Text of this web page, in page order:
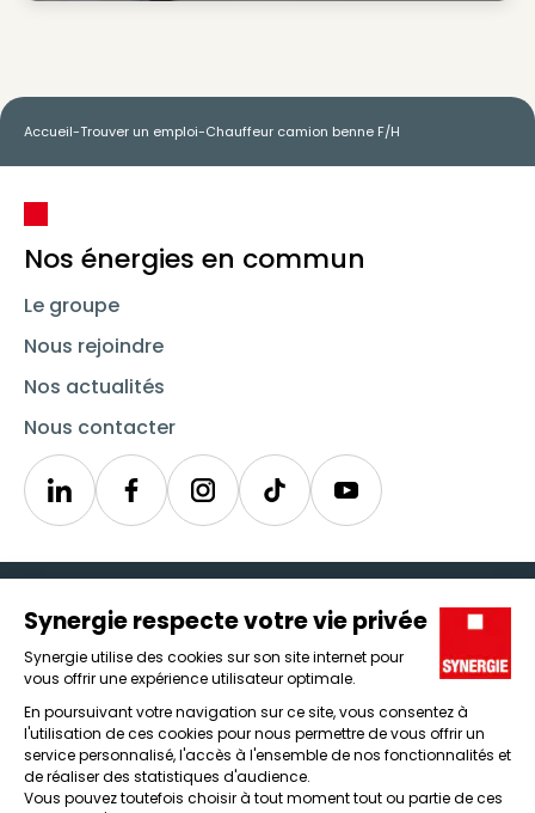
Accueil-Trouver un emploi-Chauffeur camion benne F/H
Nos énergies en commun
Le groupe
Nous rejoindre
Nos actualités
Nous contacter
LinkedinSynergieInstagramTikTok Youtube
Icône d'illustration
Candidats
Entreprises
Icône d'illustration
Nos agences
Icône d'illustration
Conditions générales d'utilisation et mentions légales